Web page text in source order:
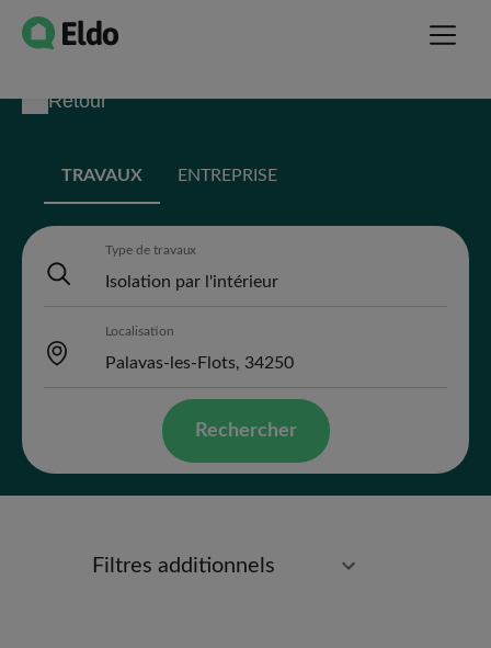
Retour
TRAVAUX ENTREPRISE
Type de travaux
Localisation
Rechercher
Filtres additionnels